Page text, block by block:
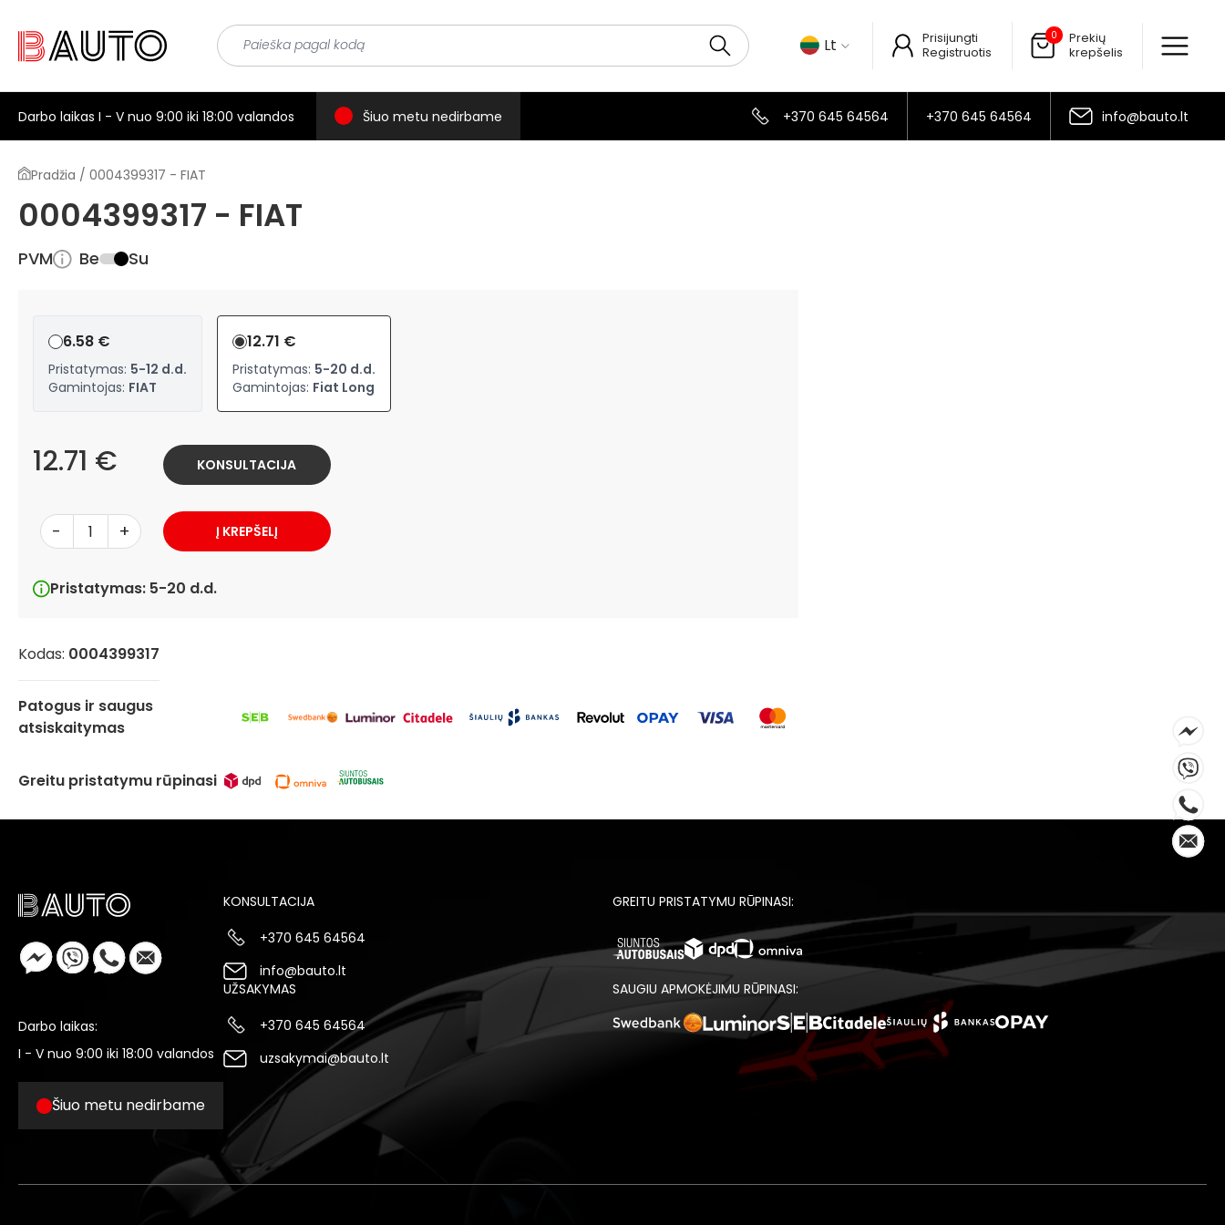
Lt
Prisijungti
Registruotis
0
Prekių
krepšelis
Darbo laikas I - V nuo 9:00 iki 18:00 valandos Šiuo metu nedirbame +370 645 64564 +370 645 64564 info@bauto.lt
Pradžia / 0004399317 - FIAT
0004399317 - FIAT
PVM Be Su
6.58 €
Pristatymas: 5-12 d.d.
Gamintojas: FIAT
12.71 €
Pristatymas: 5-20 d.d.
Gamintojas: Fiat Long
12.71 €
- +
Pristatymas: 5-20 d.d.
Į KREPŠELĮ
KONSULTACIJA
Kodas: 0004399317
Patogus ir saugus
atsiskaitymas
Greitu pristatymu rūpinasi
Darbo laikas:
I - V nuo 9:00 iki 18:00 valandos
Šiuo metu nedirbame
KONSULTACIJA
+370 645 64564
info@bauto.lt
UŽSAKYMAS
+370 645 64564
uzsakymai@bauto.lt
GREITU PRISTATYMU RŪPINASI:
SAUGIU APMOKĖJIMU RŪPINASI: